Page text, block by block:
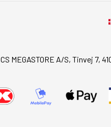
CS MEGASTORE A/S, Tinvej 7,